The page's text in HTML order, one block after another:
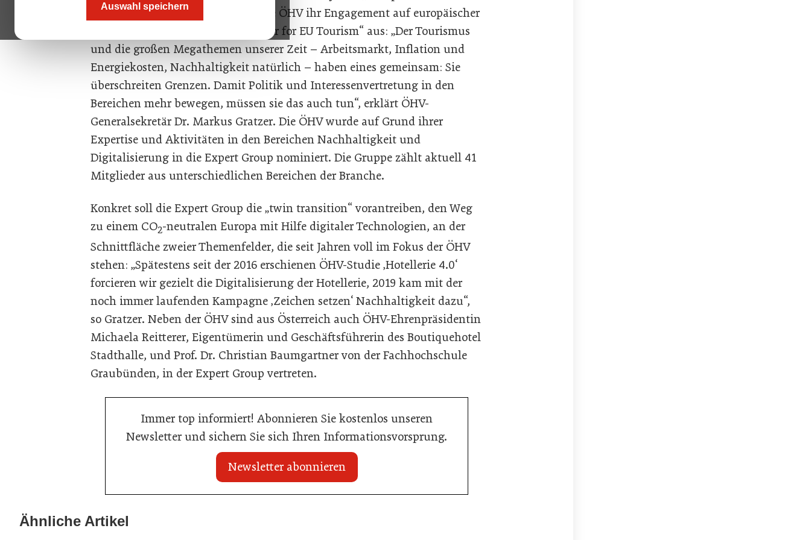
Auswahl speichern
Going Green“ in Österreich baut die ÖHV ihr Engagement auf europäischer
Ebene in der Expert Group „Together for EU Tourism“ aus: „Der Tourismus
und die großen Megathemen unserer Zeit – Arbeitsmarkt, Inflation und
Energiekosten, Nachhaltigkeit natürlich – haben eines gemeinsam: Sie
überschreiten Grenzen. Damit Politik und Interessenvertretung in den
Bereichen mehr bewegen, müssen sie das auch tun“, erklärt ÖHV-
Generalsekretär Dr. Markus Gratzer. Die ÖHV wurde auf Grund ihrer
Expertise und Aktivitäten in den Bereichen Nachhaltigkeit und
Digitalisierung in die Expert Group nominiert. Die Gruppe zählt aktuell 41
Mitglieder aus unterschiedlichen Bereichen der Branche.
Konkret soll die Expert Group die „twin transition“ vorantreiben, den Weg
zu einem CO2-neutralen Europa mit Hilfe digitaler Technologien, an der
Schnittfläche zweier Themenfelder, die seit Jahren voll im Fokus der ÖHV
stehen: „Spätestens seit der 2016 erschienen ÖHV-Studie ‚Hotellerie 4.0‘
forcieren wir gezielt die Digitalisierung der Hotellerie, 2019 kam mit der
noch immer laufenden Kampagne ‚Zeichen setzen‘ Nachhaltigkeit dazu“,
so Gratzer. Neben der ÖHV sind aus Österreich auch ÖHV-Ehrenpräsidentin
Michaela Reitterer, Eigentümerin und Geschäftsführerin des Boutiquehotel
Stadthalle, und Prof. Dr. Christian Baumgartner von der Fachhochschule
Graubünden, in der Expert Group vertreten.
Immer top informiert! Abonnieren Sie kostenlos unseren
Newsletter und sichern Sie sich Ihren Informationsvorsprung.
Newsletter abonnieren
Ähnliche Artikel
Travel Start-up Night 2026: Beste